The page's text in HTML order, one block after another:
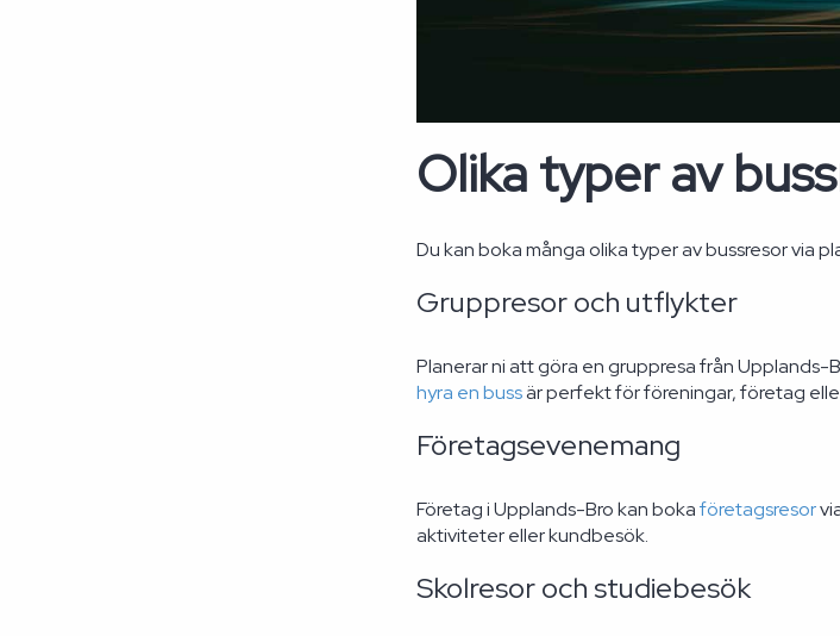
Olika typer av
Du kan boka många olika typer av bussresor via
Gruppresor och utflykter
Planerar ni att göra en gruppresa från
hyra en bussär perfekt för föreningar, företag
Företagsevenemang
Företag i Upplands-Bro kan bokaföretagsresor
aktiviteter eller kundbesök.
Skolresor och studiebesök